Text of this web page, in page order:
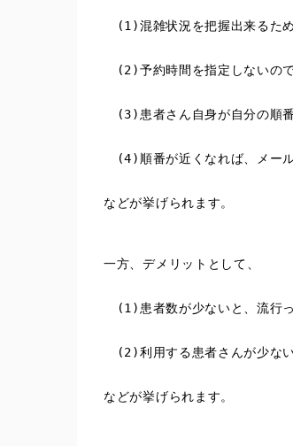
(1)混雑状況を把握出来るた
(2)予約時間を指定しないの
(3)患者さん自身が自分の順
(4)順番が近くなれば、メー
などが挙げられます。
一方、デメリットとして、
(1)患者数が少ないと、流行っ
(2)利用する患者さんが少な
などが挙げられます。